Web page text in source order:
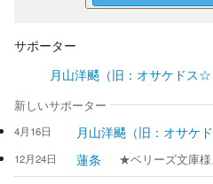
サポーター
月山洋颸（旧：オサケドス☆
新しいサポーター
4月16日 月山洋颸（旧：オサケ
12月24日 蓮条